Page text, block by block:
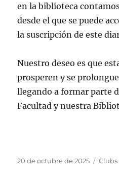
en la biblioteca
desde el que se puede
la suscripción de este
Nuestro deseo es que
prosperen y se
llegando a formar parte
Facultad y nuestra
Publicado
20 de octubre de 2025